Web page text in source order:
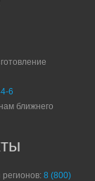
6
ближнего
8 (800)